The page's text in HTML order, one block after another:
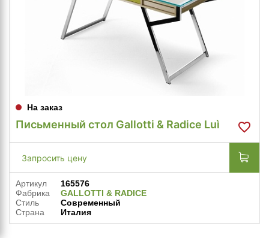
На заказ
Письменный стол Gallotti & Radice Luì
Запросить цену
Артикул
165576
Фабрика
GALLOTTI & RADICE
Стиль
Современный
Страна
Италия